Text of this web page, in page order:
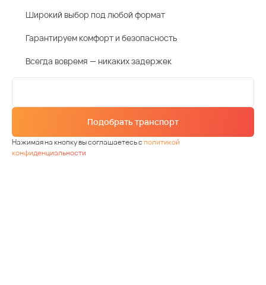
Широкий выбор под любой формат
Гарантируем комфорт и безопасность
Всегда вовремя — никаких задержек
Подобрать транспорт
Нажимая на кнопку вы соглашаетесь сполитикой
конфиденциальности